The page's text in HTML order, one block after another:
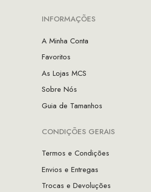
INFORMAÇÕES
A Minha Conta
Favoritos
As Lojas MCS
Sobre Nós
Guia de Tamanhos
CONDIÇÕES GERAIS
Termos e Condições
Envios e Entregas
Trocas e Devoluções